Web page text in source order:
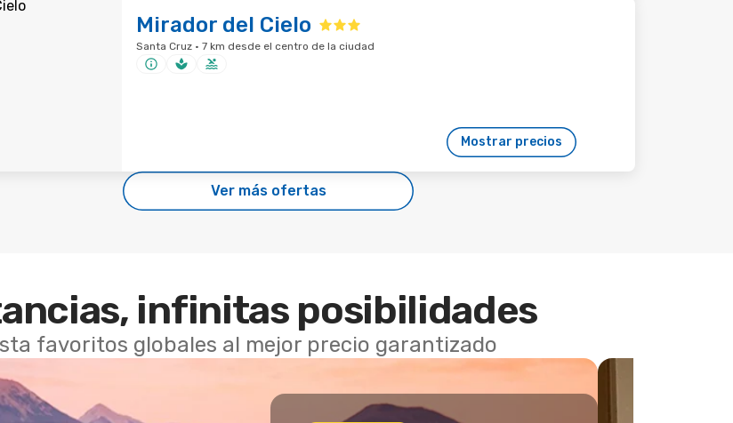
Mirador del Cielo
Santa Cruz · 7 km desde el centro de la ciudad
Mostrar precios
Ver más ofertas
infinitas posibilidades
favoritos globales al mejor precio garantizado